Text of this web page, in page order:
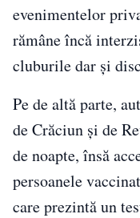
evenimentelor
rămâne încă
cluburile dar și
Pe de altă parte,
de Crăciun şi de
de noapte, însă
persoanele
care prezintă un